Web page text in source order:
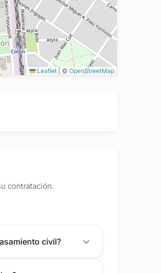
Leaflet © OpenStreetMap
contratación.
civil?